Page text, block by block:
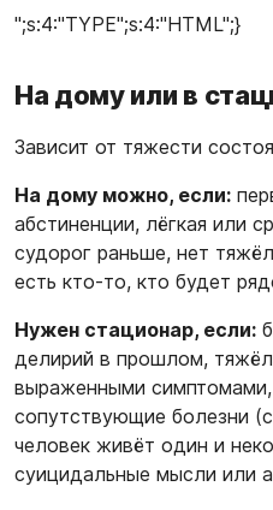
";s:4:"TYPE";s:4:"HTML";}
На дому или в
Зависит от тяжести
На дому можно, если:
абстиненции, лёгкая или
судорог раньше, нет
есть кто-то, кто будет
Нужен стационар, если:
делирий в прошлом,
выраженными симптомами,
сопутствующие болезни
человек живёт один и
суицидальные мысли или